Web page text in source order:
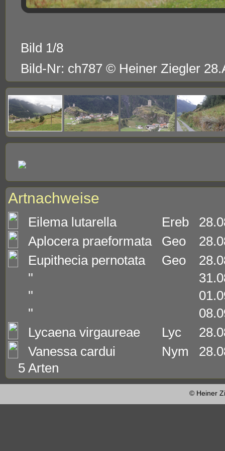
Bild 1/8
Bild-Nr: ch787 © Heiner Ziegler
Artnachweise
Eilema lutarella Ereb
Aplocera praeformata
Geo
Eupithecia pernotata
Geo
''
''
''
Lycaena virgaureae
Lyc
Vanessa cardui
Nym
5 Arten
© Heiner